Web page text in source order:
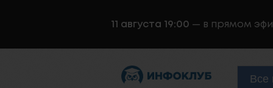
11 августа 19:00 — в прямом
Все